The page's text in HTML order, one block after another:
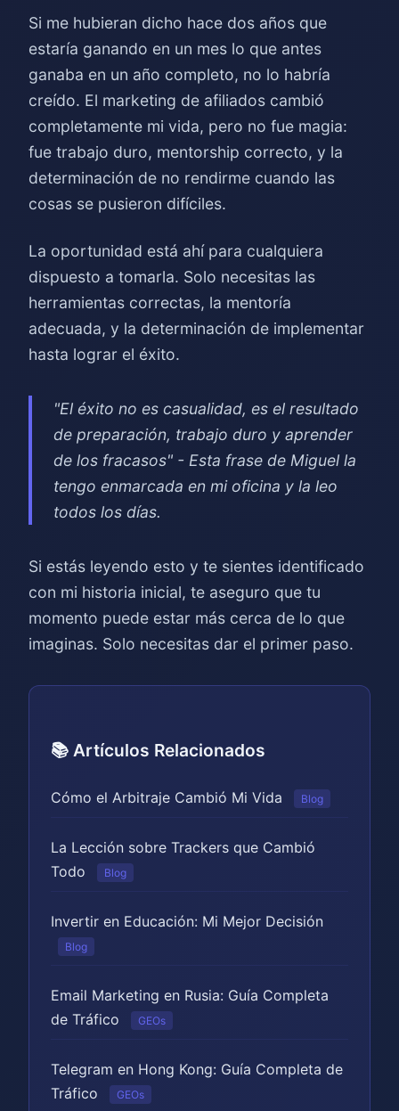
Si me hubieran dicho hace dos años que
estaría ganando en un mes lo que antes
ganaba en un año completo, no lo habría
creído. El marketing de afiliados cambió
completamente mi vida, pero no fue magia:
fue trabajo duro, mentorship correcto, y la
determinación de no rendirme cuando las
cosas se pusieron difíciles.
La oportunidad está ahí para cualquiera
dispuesto a tomarla. Solo necesitas las
herramientas correctas, la mentoría
adecuada, y la determinación de implementar
hasta lograr el éxito.
"El éxito no es casualidad, es el resultado
de preparación, trabajo duro y aprender
de los fracasos" - Esta frase de Miguel la
tengo enmarcada en mi oficina y la leo
todos los días.
Si estás leyendo esto y te sientes identificado
con mi historia inicial, te aseguro que tu
momento puede estar más cerca de lo que
imaginas. Solo necesitas dar el primer paso.
📚 Artículos Relacionados
Cómo el Arbitraje Cambió Mi Vida Blog
La Lección sobre Trackers que Cambió
Todo
Blog
Invertir en Educación: Mi Mejor Decisión
Blog
Email Marketing en Rusia: Guía Completa
de Tráfico
GEOs
Telegram en Hong Kong: Guía Completa de
Tráfico
GEOs